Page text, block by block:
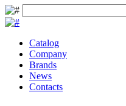
Catalog
Company
Brands
News
Contacts